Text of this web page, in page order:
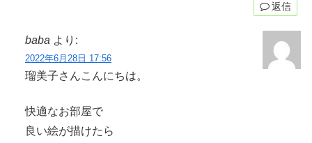
返信
baba より:
2022年6月28日 17:56
瑠美子さんこんにちは。
快適なお部屋で
良い絵が描けたら